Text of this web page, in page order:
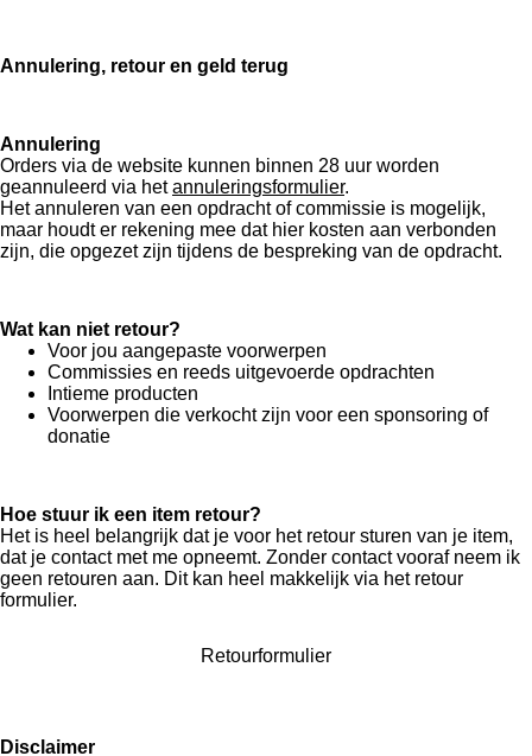
Annulering, retour en geld terug
Annulering
Orders via de website kunnen binnen 28 uur worden
geannuleerd via hetannuleringsformulier.
Het annuleren van een opdracht of commissie is mogelijk,
maar houdt er rekening mee dat hier kosten aan verbonden
zijn, die opgezet zijn tijdens de bespreking van de opdracht.
Wat kan niet retour?
Voor jou aangepaste voorwerpen
Commissies en reeds uitgevoerde opdrachten
Intieme producten
Voorwerpen die verkocht zijn voor een sponsoring of
donatie
Hoe stuur ik een item retour?
Het is heel belangrijk dat je voor het retour sturen van je item,
dat je contact met me opneemt. Zonder contact vooraf neem ik
geen retouren aan. Dit kan heel makkelijk via het retour
formulier.
Retourformulier
Disclaimer